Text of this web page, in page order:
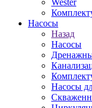
Wester
Насосы
Назад
Насосы
Насосы